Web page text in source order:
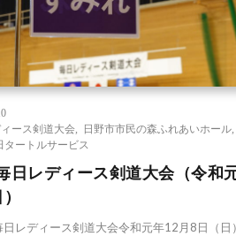
ース剣道大会
日野市市民の森ふれあいホール
タートルサービス
日レディース剣道大会（令和
レディース剣道大会令和元年12月8日（日